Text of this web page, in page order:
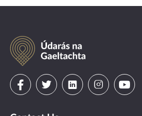
Údarás
na
Gaeltachta
VisitVisitVisitVisit